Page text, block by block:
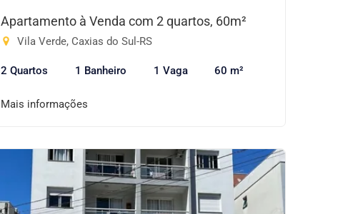
Apartamento à Venda com 2 quartos, 60m²
Vila Verde, Caxias do Sul-RS
2 Quartos 1 Banheiro 1 Vaga 60 m²
Mais informações